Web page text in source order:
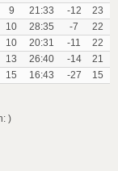
9 21:33 -12
23
10 28:35 -7
22
10 20:31 -11
22
13 26:40 -14
21
15 16:43 -27 15
)